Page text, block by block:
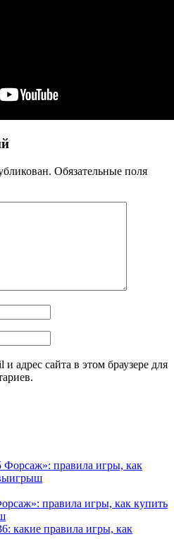
Обязательные поля
адрес сайта в этом браузере для
правила игры, как купить